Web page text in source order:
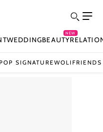
WEDDINGBEAUTY
NEW
SIGNATUREWOLIFRIENDS